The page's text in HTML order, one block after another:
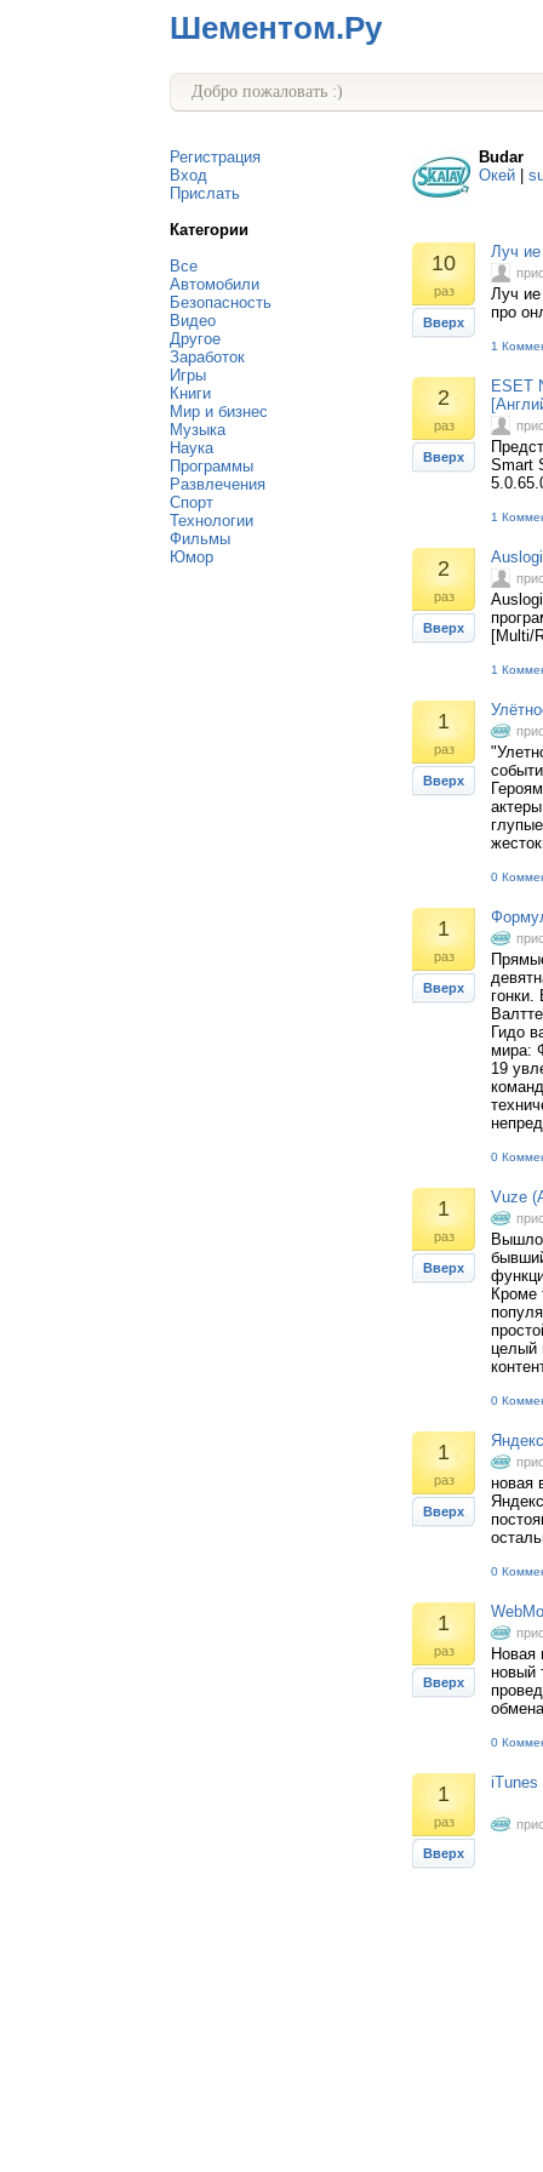
Шементом.Ру
Добро пожаловать :)
Регистрация
Вход
Прислать
Категории
Все
Автомобили
Безопасность
Видео
Другое
Заработок
Игры
Книги
Мир и бизнес
Музыка
Наука
Программы
Развлечения
Спорт
Технологии
Фильмы
Юмор
Budar
Окей
10
раз
Вверх
Луч
Луч
про
1
2
раз
Вверх
ESET
Smart
1
2
раз
Вверх
[Multi/
1
1
раз
Вверх
0
1
раз
Вверх
гонки.
Гидо
мира:
19
0
1
раз
Вверх
Vuze
Вышло
Кроме
целый
0
1
раз
Вверх
новая
0
1
раз
Вверх
Новая
новый
0
1
раз
Вверх
iTunes